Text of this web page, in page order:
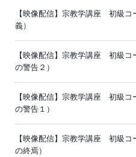
【映像配信】宗教学講座 初級
義）
【映像配信】宗教学講座 初級
の警告２）
【映像配信】宗教学講座 初級
の警告１）
【映像配信】宗教学講座 初級
の終焉）